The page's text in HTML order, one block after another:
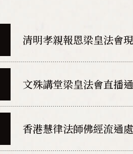
清明孝親報恩梁皇法會
文殊講堂梁皇法會直播
香港慧律法師佛經流通